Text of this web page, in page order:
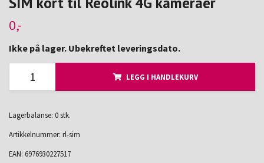
0,-
Ikke på lager. Ubekreftet leveringsdato.
LEGG I HANDLEKURV
Lagerbalanse: 0 stk.
Artikkelnummer: rl-sim
EAN: 6976930227517